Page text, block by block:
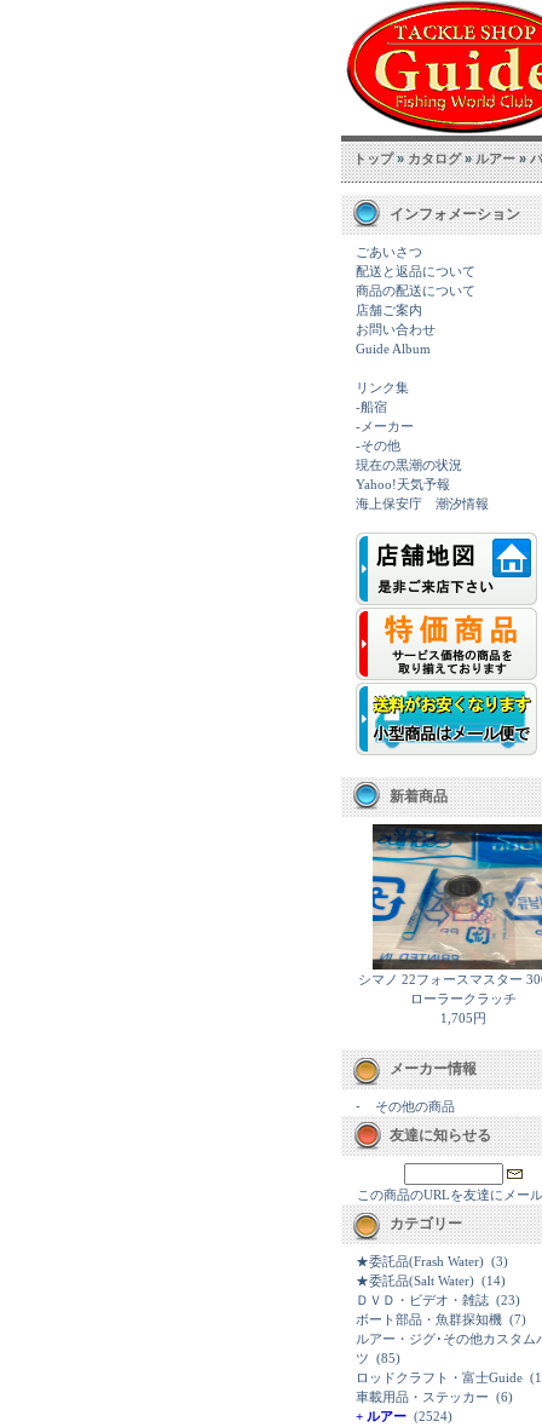
トップ»カタログ»ルアー»
インフォメーション
ごあいさつ
配送と返品について
商品の配送について
店舗ご案内
お問い合わせ
Guide Album
リンク集
-船宿
-メーカー
-その他
現在の黒潮の状況
Yahoo!天気予報
海上保安庁 潮汐情報
新着商品
シマノ 22フォースマスター
ローラークラッチ
1,705円
メーカー情報
- その他の商品
友達に知らせる
この商品のURLを友達にメー
カテゴリー
★委託品(Frash Water) (3)
★委託品(Salt Water) (14)
ＤＶＤ・ビデオ・雑誌 (23)
ボート部品・魚群探知機 (7)
ルアー・ジグ･その他カスタム
ツ (85)
ロッドクラフト・富士Guide
車載用品・ステッカー (6)
+ ルアー (2524)